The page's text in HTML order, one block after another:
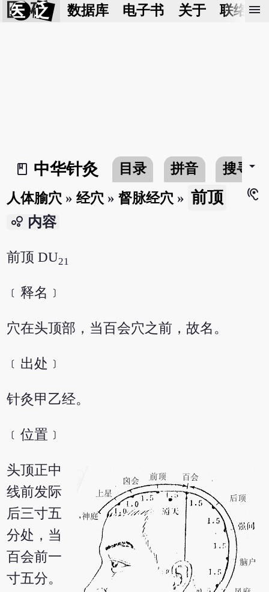
医 砭 数据库 电子书 关于 联络我
menu
book_2
中华针灸 目录 拼音 搜寻arrow_drop_down
人体腧穴 »经穴 »督脉经穴 » 前顶
hearing
bubble_chart 内容
前顶 DU21
﹝释名﹞
穴在头顶部，当百会穴之前，故名。
﹝出处﹞
针灸甲乙经。
﹝位置﹞
头顶正中
线前发际
后三寸五
分处，当
百会前一
寸五分。